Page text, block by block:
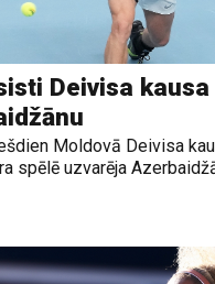
Deivisa
Moldovā Deivisa
spēlē uzvarēja